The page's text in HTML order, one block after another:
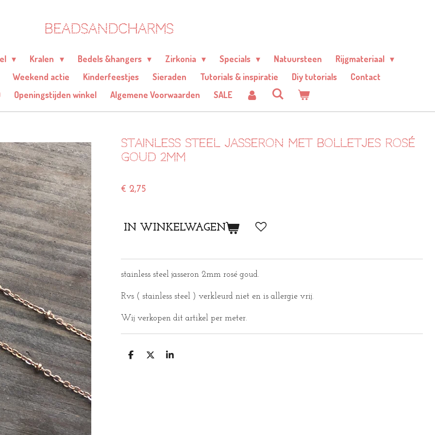
BEADSANDCHARMS
Kralen Bedels &hangers Zirkonia Specials Natuursteen
Rijgmateriaal
Weekend actie Kinderfeestjes Sieraden Tutorials & inspiratie Diy tutorials
Contact
Openingstijden winkel Algemene Voorwaarden SALE
Stainless steel jasseron met bolletjes rosé
goud 2mm
€ 2,75
IN WINKELWAGEN
stainless steel jasseron 2mm rosé goud.
Rvs ( stainless steel ) verkleurd niet en is allergie vrij.
Wij verkopen dit artikel per meter.
D
D
S